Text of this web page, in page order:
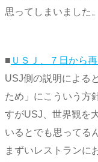
思ってしまいました。
■ ＵＳＪ、７日から
USJ側の説明による
ため」にこういう方
すがUSJ、世界観を
いるとでも思ってる
まずいレストランに